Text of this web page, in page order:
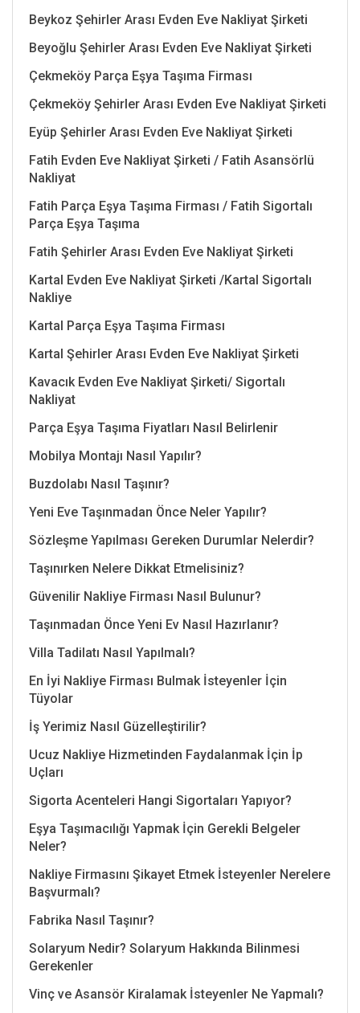
Beykoz Şehirler Arası Evden Eve Nakliyat Şirketi
Beyoğlu Şehirler Arası Evden Eve Nakliyat Şirketi
Çekmeköy Parça Eşya Taşıma Firması
Çekmeköy Şehirler Arası Evden Eve Nakliyat Şirketi
Eyüp Şehirler Arası Evden Eve Nakliyat Şirketi
Fatih Evden Eve Nakliyat Şirketi / Fatih Asansörlü
Nakliyat
Fatih Parça Eşya Taşıma Firması / Fatih Sigortalı
Parça Eşya Taşıma
Fatih Şehirler Arası Evden Eve Nakliyat Şirketi
Kartal Evden Eve Nakliyat Şirketi /Kartal Sigortalı
Nakliye
Kartal Parça Eşya Taşıma Firması
Kartal Şehirler Arası Evden Eve Nakliyat Şirketi
Kavacık Evden Eve Nakliyat Şirketi/ Sigortalı
Nakliyat
Parça Eşya Taşıma Fiyatları Nasıl Belirlenir
Mobilya Montajı Nasıl Yapılır?
Buzdolabı Nasıl Taşınır?
Yeni Eve Taşınmadan Önce Neler Yapılır?
Sözleşme Yapılması Gereken Durumlar Nelerdir?
Taşınırken Nelere Dikkat Etmelisiniz?
Güvenilir Nakliye Firması Nasıl Bulunur?
Taşınmadan Önce Yeni Ev Nasıl Hazırlanır?
Villa Tadilatı Nasıl Yapılmalı?
En İyi Nakliye Firması Bulmak İsteyenler İçin
Tüyolar
İş Yerimiz Nasıl Güzelleştirilir?
Ucuz Nakliye Hizmetinden Faydalanmak İçin İp
Uçları
Sigorta Acenteleri Hangi Sigortaları Yapıyor?
Eşya Taşımacılığı Yapmak İçin Gerekli Belgeler
Neler?
Nakliye Firmasını Şikayet Etmek İsteyenler Nerelere
Başvurmalı?
Fabrika Nasıl Taşınır?
Solaryum Nedir? Solaryum Hakkında Bilinmesi
Gerekenler
Vinç ve Asansör Kiralamak İsteyenler Ne Yapmalı?